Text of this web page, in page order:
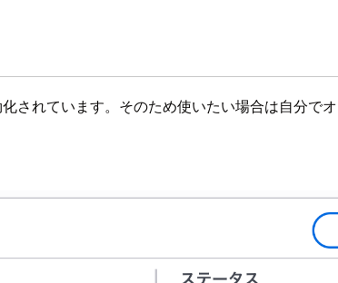
れています。そのため使いたい場合は自分でオ